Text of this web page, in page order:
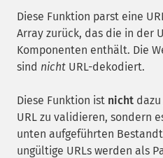
Diese Funktion parst eine
Array zurück, das die in der
Komponenten enthält. Die
sind nicht URL-dekodiert.
Diese Funktion ist nicht
URL zu validieren, sondern
unten aufgeführten
ungültige URLs werden als